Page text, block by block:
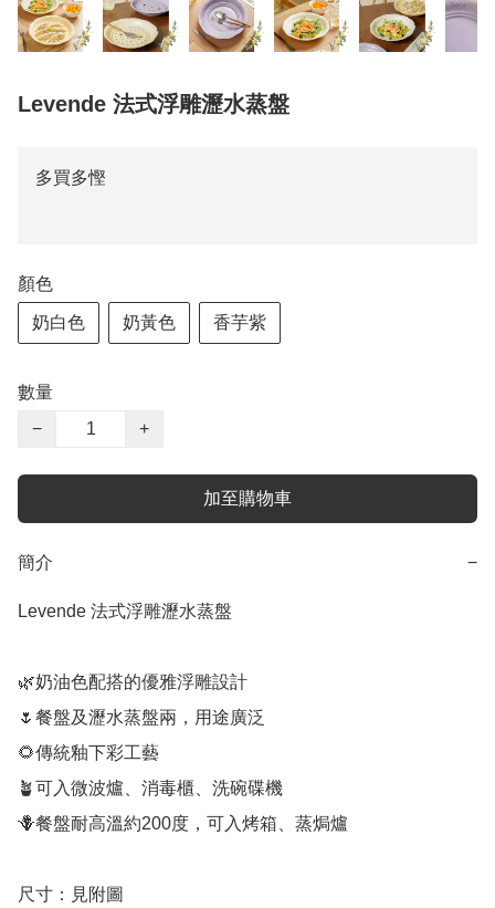
Levende 法式浮雕瀝水蒸盤
多買多慳
顏色
奶白色 奶黃色 香芋紫
數量
−
+
加至購物車
簡介 −
Levende 法式浮雕瀝水蒸盤
🌿奶油色配搭的優雅浮雕設計
🌷餐盤及瀝水蒸盤兩，用途廣泛
🌻傳統釉下彩工藝
🪴可入微波爐、消毒櫃、洗碗碟機
🪻餐盤耐高溫約200度，可入烤箱、蒸焗爐
尺寸：見附圖